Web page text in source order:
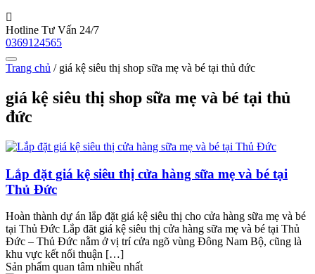
Hotline Tư Vấn 24/7
0369124565
Trang chủ / giá kệ siêu thị shop sữa mẹ và bé tại thủ đức
giá kệ siêu thị shop sữa mẹ và bé tại thủ
đức
Lắp đặt giá kệ siêu thị cửa hàng sữa mẹ và bé tại
Thủ Đức
Hoàn thành dự án lắp đặt giá kệ siêu thị cho cửa hàng sữa mẹ và bé
tại Thủ Đức Lắp đăt giá kệ siêu thị cửa hàng sữa mẹ và bé tại Thủ
Đức – Thủ Đức nằm ở vị trí cửa ngõ vùng Đông Nam Bộ, cũng là
khu vực kết nối thuận […]
Sản phẩm quan tâm nhiều nhất